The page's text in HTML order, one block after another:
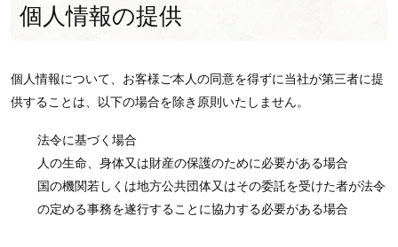
個人情報の提供
個人情報について、お客様ご本人の同意を得ずに当社が第三者に提
供することは、以下の場合を除き原則いたしません。
法令に基づく場合
人の生命、身体又は財産の保護のために必要がある場合
国の機関若しくは地方公共団体又はその委託を受けた者が法令
の定める事務を遂行することに協力する必要がある場合